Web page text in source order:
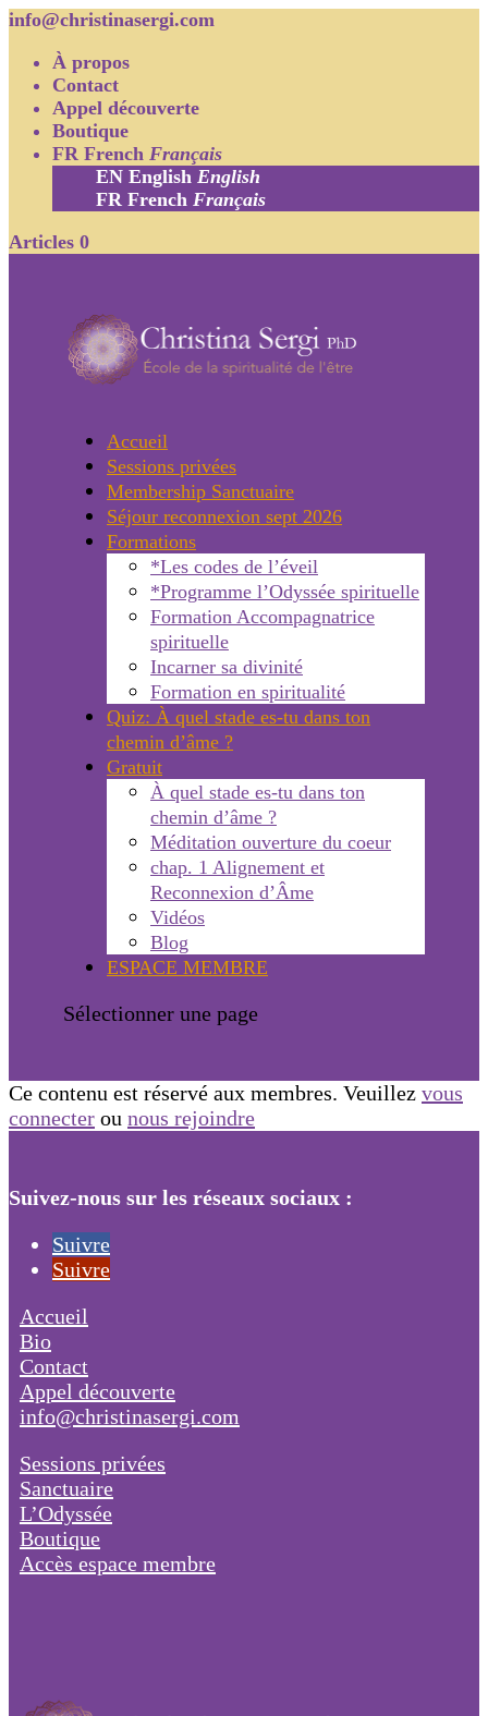
info@christinasergi.com
À propos
Contact
Appel découverte
Boutique
FR French Français
EN English English
FR French Français
Articles 0
Accueil
Sessions privées
Membership Sanctuaire
Séjour reconnexion sept 2026
Formations
*Les codes de l’éveil
*Programme l’Odyssée spirituelle
Formation Accompagnatrice
spirituelle
Incarner sa divinité
Formation en spiritualité
Quiz: À quel stade es-tu dans ton
chemin d’âme ?
Gratuit
À quel stade es-tu dans ton
chemin d’âme ?
Méditation ouverture du coeur
chap. 1 Alignement et
Reconnexion d’Âme
Vidéos
Blog
ESPACE MEMBRE
Sélectionner une page
Ce contenu est réservé aux membres. Veuillez vous
connecter ou nous rejoindre
Suivez-nous sur les réseaux sociaux :
Suivre
Suivre
Accueil
Bio
Contact
Appel découverte
info@christinasergi.com
Sessions privées
Sanctuaire
L’Odyssée
Boutique
Accès espace membre